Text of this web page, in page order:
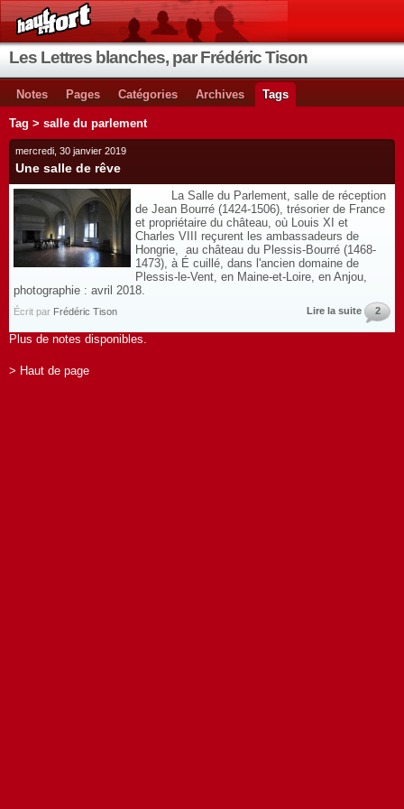
Les Lettres blanches, par Frédéric Tison
Notes Pages Catégories Archives Tags
Tag > salle du parlement
mercredi, 30 janvier 2019
Une salle de rêve
La Salle du Parlement, salle de réception
de Jean Bourré (1424-1506), trésorier de France
et propriétaire du château, où Louis XI et
Charles VIII reçurent les ambassadeurs de
Hongrie, au château du Plessis-Bourré (1468-
1473), à É cuillé, dans l'ancien domaine de
Plessis-le-Vent, en Maine-et-Loire, en Anjou,
photographie : avril 2018.
Écrit par Frédéric Tison Lire la suite 2
Plus de notes disponibles.
> Haut de page